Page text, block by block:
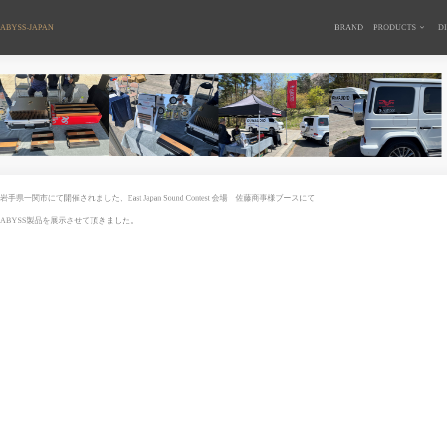
テ
へ
キ
ッ
プ
ABYSS-JAPAN BRAND PRODUCTS
岩手県一関市にて開催されました、East Japan Sound Contest 会場 佐藤商事様ブースにて
ABYSS製品を展示させて頂きました。